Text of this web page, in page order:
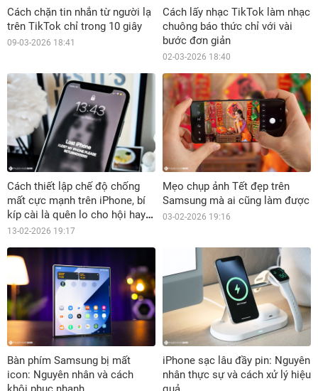
Cách chặn tin nhắn từ người lạ
trên TikTok chỉ trong 10 giây
09-03-2026 18:41
Cách lấy nhạc TikTok làm nhạc
chuông báo thức chỉ với vài
bước đơn giản
02-03-2026 18:40
Cách thiết lập chế độ chống
mất cực mạnh trên iPhone, bí
kíp cài là quên lo cho hội hay
lơ đãng
13-02-2026 19:17
Mẹo chụp ảnh Tết đẹp trên
Samsung mà ai cũng làm được
03-02-2026 19:16
Bàn phím Samsung bị mất
icon: Nguyên nhân và cách
iPhone sạc lâu đầy pin: Nguyên
nhân thực sự và cách xử lý hiệu